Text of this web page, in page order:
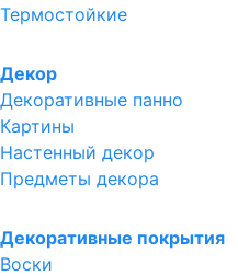
Термостойкие
Декор
Декоративные панно
Картины
Настенный декор
Предметы декора
Декоративные покрытия
Воски